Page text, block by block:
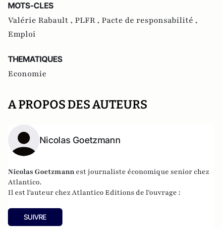
MOTS-CLES
Valérie Rabault , PLFR , Pacte de responsabilité ,
Emploi
THEMATIQUES
Economie
A PROPOS DES AUTEURS
Nicolas Goetzmann
Nicolas Goetzmann est journaliste économique senior chez
Atlantico.
Il est l'auteur chezAtlantico Editions de l'ouvrage :
SUIVRE